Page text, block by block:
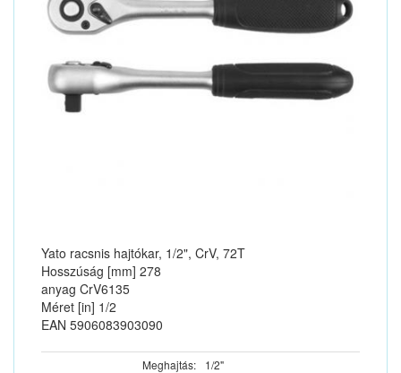
Yato racsnis hajtókar, 1/2", CrV, 72T
Hosszúság [mm] 278
anyag CrV6135
Méret [in] 1/2
EAN 5906083903090
Meghajtás: 1/2"